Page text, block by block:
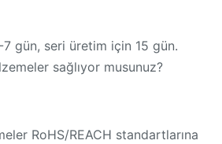
gün, seri üretim için 15 gün.
sağlıyor musunuz?
RoHS/REACH standartlarına